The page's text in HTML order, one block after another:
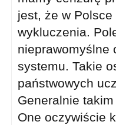
jest, że w
wykluczenia.
nieprawomyślne
systemu. Takie
państwowych
Generalnie
One oczywiście